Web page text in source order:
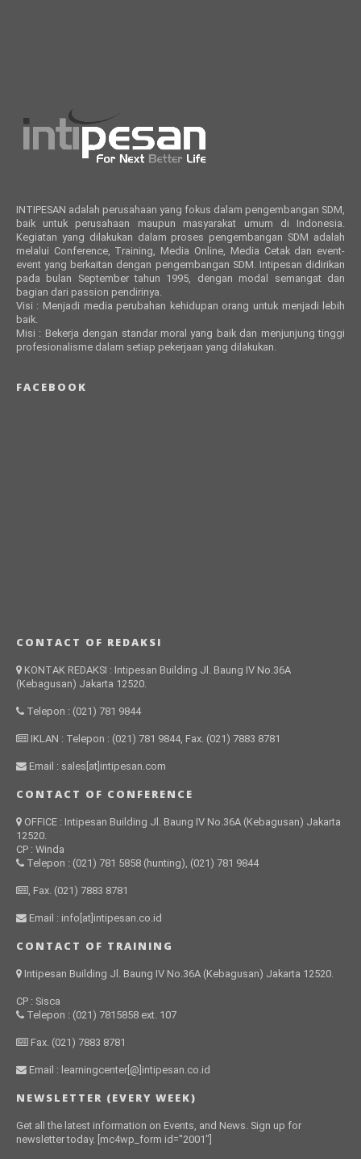
INTIPESAN adalah perusahaan yang fokus dalam pengembangan SDM,
baik untuk perusahaan maupun masyarakat umum di Indonesia.
Kegiatan yang dilakukan dalam proses pengembangan SDM adalah
melalui Conference, Training, Media Online, Media Cetak dan event-
event yang berkaitan dengan pengembangan SDM. Intipesan didirikan
pada bulan September tahun 1995, dengan modal semangat dan
bagian dari passion pendirinya.
Visi : Menjadi media perubahan kehidupan orang untuk menjadi lebih
baik.
Misi : Bekerja dengan standar moral yang baik dan menjunjung tinggi
profesionalisme dalam setiap pekerjaan yang dilakukan.
FACEBOOK
CONTACT OF REDAKSI
KONTAK REDAKSI : Intipesan Building Jl. Baung IV No.36A
(Kebagusan) Jakarta 12520.
Telepon : (021) 781 9844
IKLAN : Telepon : (021) 781 9844, Fax. (021) 7883 8781
Email : sales[at]intipesan.com
CONTACT OF CONFERENCE
OFFICE : Intipesan Building Jl. Baung IV No.36A (Kebagusan) Jakarta
12520.
CP : Winda
Telepon : (021) 781 5858 (hunting), (021) 781 9844
, Fax. (021) 7883 8781
Email : info[at]intipesan.co.id
CONTACT OF TRAINING
Intipesan Building Jl. Baung IV No.36A (Kebagusan) Jakarta 12520.
CP : Sisca
Telepon : (021) 7815858 ext. 107
Fax. (021) 7883 8781
Email : learningcenter[@]intipesan.co.id
NEWSLETTER (EVERY WEEK)
Get all the latest information on Events, and News. Sign up for
newsletter today. [mc4wp_form id="2001"]